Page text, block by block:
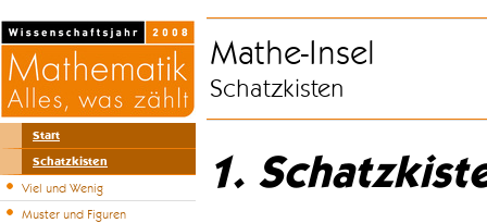
Start
Schatzkisten
Viel und Wenig
Muster und Figuren
Mathe-Insel
Schatzkisten
1.